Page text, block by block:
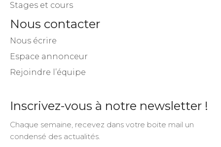
Stages et cours
Nous contacter
Nous écrire
Espace annonceur
Rejoindre l’équipe
Inscrivez-vous à notre newsletter !
Chaque semaine, recevez dans votre boite mail un
condensé des actualités.